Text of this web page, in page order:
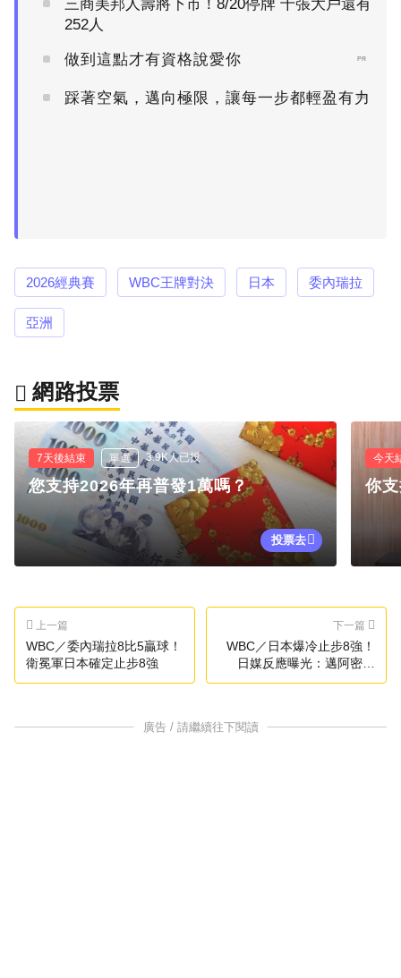
三商美邦人壽將下市！8/20停牌 千張大戶還有
252人
做到這點才有資格說愛你 PR
踩著空氣，邁向極限，讓每一步都輕盈有力
PR
2026經典賽 WBC王牌對決 日本 委內瑞拉
亞洲
網路投票
7天後結束 單選 3.9K人已投
您支持2026年再普發1萬嗎？
投票去
今天
你
上一篇
WBC／委內瑞拉8比5贏球！
衛冕軍日本確定止步8強
下一篇
WBC／日本爆冷止步8強！
日媒反應曝光：邁阿密惡
夢…
廣告 / 請繼續往下閱讀